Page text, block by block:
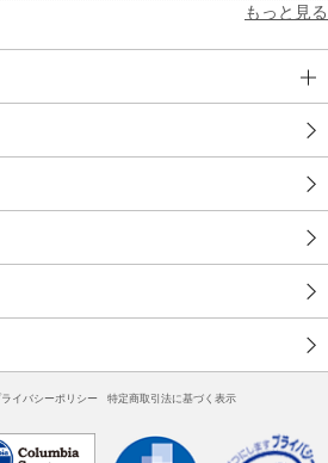
もっと見る
ライバシーポリシー 特定商取引法に基づく表示